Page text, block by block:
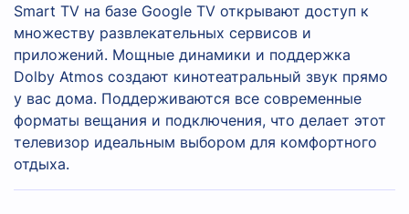
Smart TV на базе Google TV открывают доступ к
множеству развлекательных сервисов и
приложений. Мощные динамики и поддержка
Dolby Atmos создают кинотеатральный звук прямо
у вас дома. Поддерживаются все современные
форматы вещания и подключения, что делает этот
телевизор идеальным выбором для комфортного
отдыха.